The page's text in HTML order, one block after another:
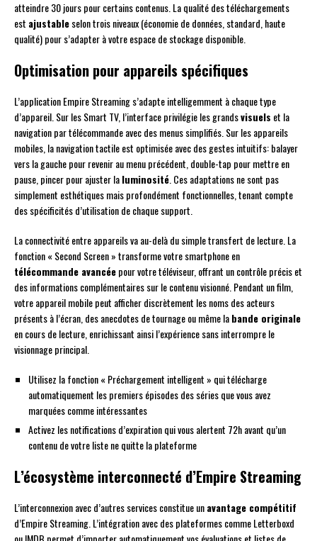
atteindre 30 jours pour certains contenus. La qualité des téléchargements
est ajustableselon trois niveaux (économie de données, standard, haute
qualité) pour s’adapter à votre espace de stockage disponible.
Optimisation pour appareils spécifiques
L’application Empire Streaming s’adapte intelligemment à chaque type
d’appareil. Sur les Smart TV, l’interface privilégie les grandsvisuels et la
navigation par télécommande avec des menus simplifiés. Sur les appareils
mobiles, la navigation tactile est optimisée avec des gestes intuitifs: balayer
vers la gauche pour revenir au menu précédent, double-tap pour mettre en
pause, pincer pour ajuster laluminosité . Ces adaptations ne sont pas
simplement esthétiques mais profondément fonctionnelles, tenant compte
des spécificités d’utilisation de chaque support.
La connectivité entre appareils va au-delà du simple transfert de lecture. La
fonction « Second Screen » transforme votre smartphone en
télécommande avancéepour votre téléviseur, offrant un contrôle précis et
des informations complémentaires sur le contenu visionné. Pendant un film,
votre appareil mobile peut afficher discrètement les noms des acteurs
présents à l’écran, des anecdotes de tournage ou même labande originale
en cours de lecture, enrichissant ainsi l’expérience sans interrompre le
visionnage principal.
Utilisez la fonction « Préchargement intelligent » qui télécharge
automatiquement les premiers épisodes des séries que vous avez
marquées comme intéressantes
Activez les notifications d’expiration qui vous alertent 72h avant qu’un
contenu de votre liste ne quitte la plateforme
L’écosystème interconnecté d’Empire Streaming
L’interconnexion avec d’autres services constitue unavantage compétitif
d’Empire Streaming. L’intégration avec des plateformes comme Letterboxd